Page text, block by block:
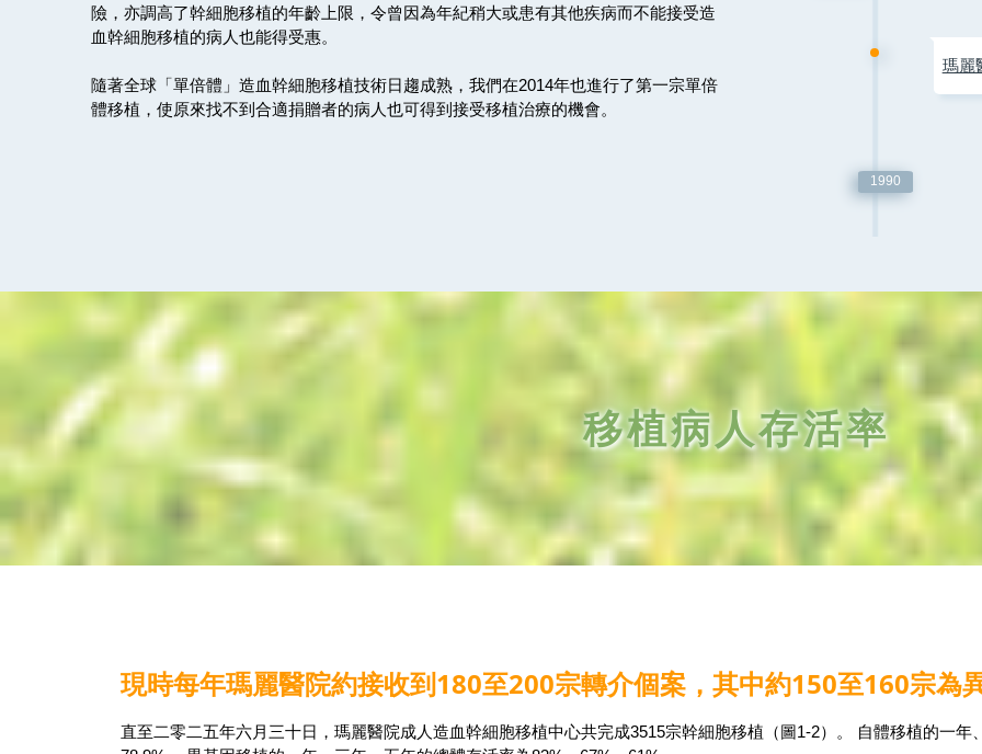
險，亦調高了幹細胞移植的年齡上限，令曾因為年紀稍大或患有其他疾病而不能接受造
血幹細胞移植的病人也能得受惠。
隨著全球「單倍體」造血幹細胞移植技術日趨成熟，我們在2014年也進行了第一宗單倍
體移植，使原來找不到合適捐贈者的病人也可得到接受移植治療的機會。
瑪麗
1990
移植病人存活率
現時每年瑪麗醫院約接收到180至200宗轉介個案，其中約150至160宗為
直至二零二五年六月三十日，瑪麗醫院成人造血幹細胞移植中心共完成3515宗幹細胞移植（圖1-2）。 自體移植的一